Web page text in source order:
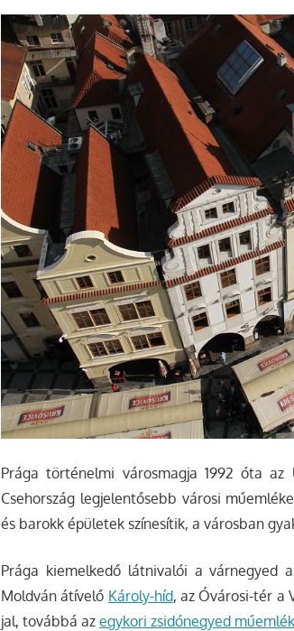
Prága történelmi városmagja 1992 óta az
Csehország legjelentősebb városi
és barokk épületek színesítik, a városban
Prága kiemelkedő látnivalói a várnegyed a
Moldván átívelő Károly-híd, az Óvárosi-tér a
jal, továbbá azegykori zsidónegyed